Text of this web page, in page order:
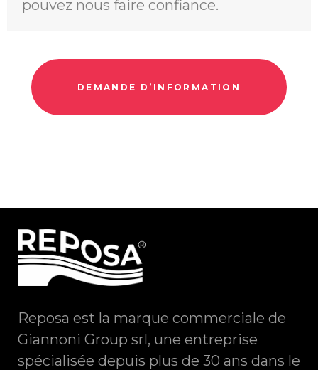
pouvez nous faire confiance.
DEMANDE D’INFORMATION
Reposa est la marque commerciale de
Giannoni Group srl, une entreprise
spécialisée depuis plus de 30 ans dans le